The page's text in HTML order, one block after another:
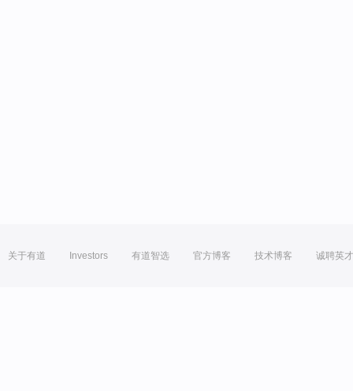
关于有道 Investors 有道智选 官方博客 技术博客 诚聘英才